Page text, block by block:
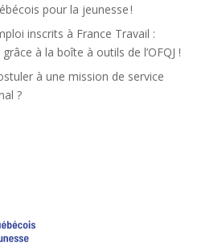
pour la jeunesse !
inscrits à France Travail :
à la boîte à outils de l’OFQJ !
à une mission de service
?